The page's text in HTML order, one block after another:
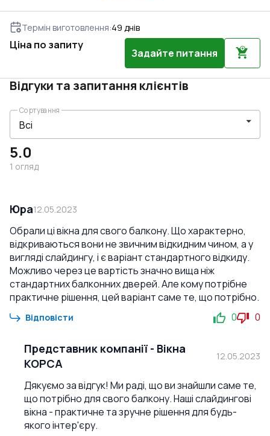
Термін виготовлення:49 днів
Ціна по запиту
Задайте питання
Відгуки та запитання клієнтів
5.0
1 огляд
Сортування
Юра12.05.2023
Обрали ці вікна для свого балкону. Що характерно,
відкриваються вони не звичним відкидним чином, а у
вигляді слайдингу, і є варіант стандартного відкиду.
Можливо через це вартість значно вища ніж
стандартних балконних дверей. Але кому потрібне
практичне рішення, цей варіант саме те, що потрібно.
Відповісти 0 0
Представник компанії - Вікна
КОРСА
12.05.2023
Дякуємо за відгук! Ми раді, що ви знайшли саме те,
що потрібно для свого балкону. Наші слайдингові
вікна - практичне та зручне рішення для будь-
якого інтер'єру.